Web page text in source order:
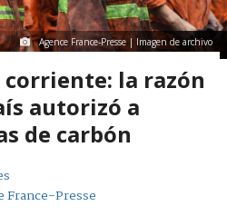
Agence France-Presse | Imagen de archivo
la razón
autorizó a
de carbón
France-Presse